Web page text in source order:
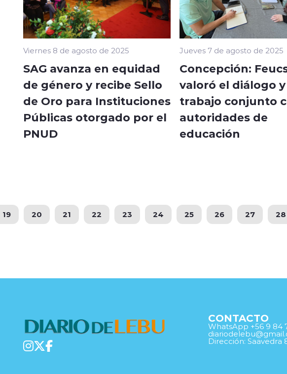
Viernes 8 de agosto de 2025
SAG avanza en equidad
de género y recibe Sello
de Oro para Instituciones
Públicas otorgado por el
PNUD
Jueves 7 de agosto de 2025
Concepción:
valoró el diálogo y
trabajo conjunto
autoridades de
educación
19 20 21 22 23 24 25 26 27 28
CONTACTO
WhatsApp +56 9 84
Dirección: Saavedra